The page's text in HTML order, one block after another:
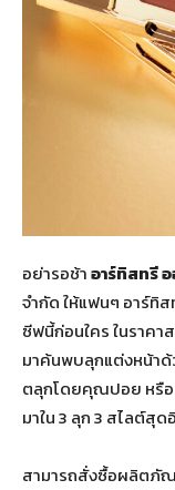
อย่ารอช้าอาร์ทิสทรี อ
จำกัด ให้แฟนๆ อาร์ทิ
ซีฟนี้ก่อนใคร ในราคา
มาค้นพบลุกแต่งหน้า
ตลุกโดยคุณปอย หรือ
มาใน 3 ลุก 3 สไลต์สุ
สามารถสั่งซื้อผลิตภัณ